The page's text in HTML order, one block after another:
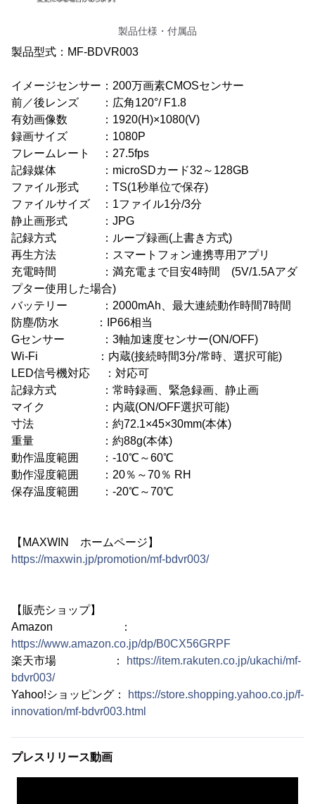
製品仕様・付属品
製品型式：MF-BDVR003
イメージセンサー：200万画素CMOSセンサー
前／後レンズ ：広角120°/ F1.8
有効画像数 ：1920(H)×1080(V)
録画サイズ ：1080P
フレームレート ：27.5fps
記録媒体 ：microSDカード32～128GB
ファイル形式 ：TS(1秒単位で保存)
ファイルサイズ ：1ファイル1分/3分
静止画形式 ：JPG
記録方式 ：ループ録画(上書き方式)
再生方法 ：スマートフォン連携専用アプリ
充電時間 ：満充電まで目安4時間 (5V/1.5Aアダ
プター使用した場合)
バッテリー ：2000mAh、最大連続動作時間7時間
防塵/防水 ：IP66相当
Gセンサー ：3軸加速度センサー(ON/OFF)
Wi-Fi ：内蔵(接続時間3分/常時、選択可能)
LED信号機対応 ：対応可
記録方式 ：常時録画、緊急録画、静止画
マイク ：内蔵(ON/OFF選択可能)
寸法 ：約72.1×45×30mm(本体)
重量 ：約88g(本体)
動作温度範囲 ：-10℃～60℃
動作湿度範囲 ：20％～70％ RH
保存温度範囲 ：-20℃～70℃
【MAXWIN ホームページ】
https://maxwin.jp/promotion/mf-bdvr003/
【販売ショップ】
Amazon ：
https://www.amazon.co.jp/dp/B0CX56GRPF
楽天市場 ：
https://item.rakuten.co.jp/ukachi/mf-
bdvr003/
Yahoo!ショッピング：
https://store.shopping.yahoo.co.jp/f-
innovation/mf-bdvr003.html
プレスリリース動画